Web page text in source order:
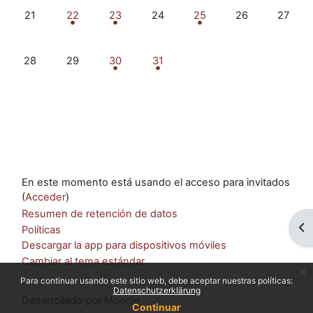
Para continuar usando este sitio web, debe aceptar nuestras políticas:
Datenschutzerklärung
Continuar
Sin eventos, lunes, 21 octubre
21 1 evento, martes, 22 octubre
22 4 eventos, miércoles, 23 octubre
23 Sin eventos, jueves, 24 octubre
24 1 evento, viernes, 25
25 Sin eventos,
26 Sin
27
Sin eventos, lunes, 28 octubre
28 Sin eventos, martes, 29 octubre
29 2 eventos, miércoles, 30 octubre
30 1 evento, jueves, 31 octubre
31
En este momento está usando el acceso para invitados
(Acceder)
Resumen de retención de datos
Políticas
Descargar la app para dispositivos móviles
Cambiar al tema estándar